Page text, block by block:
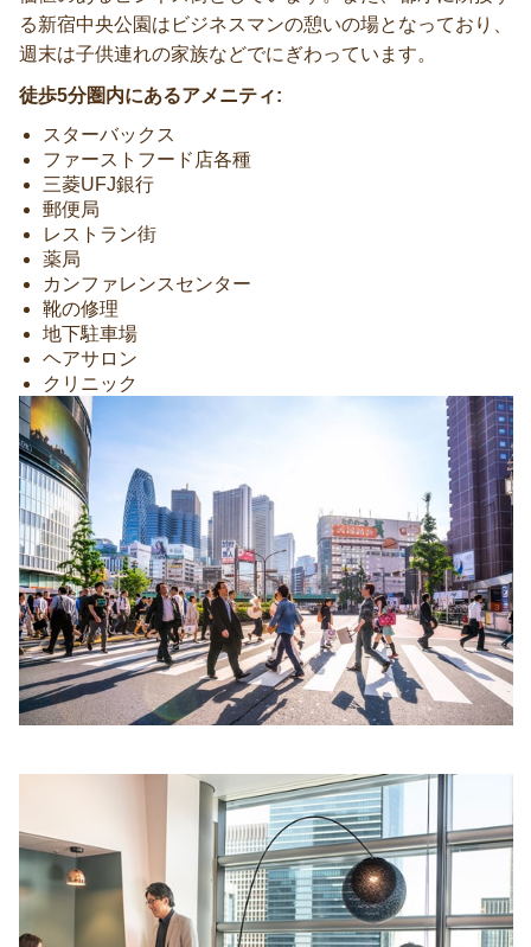
る新宿中央公園はビジネスマンの憩いの場となっており、
週末は子供連れの家族などでにぎわっています。
徒歩5分圏内にあるアメニティ:
スターバックス
ファーストフード店各種
三菱UFJ銀行
郵便局
レストラン街
薬局
カンファレンスセンター
靴の修理
地下駐車場
ヘアサロン
クリニック